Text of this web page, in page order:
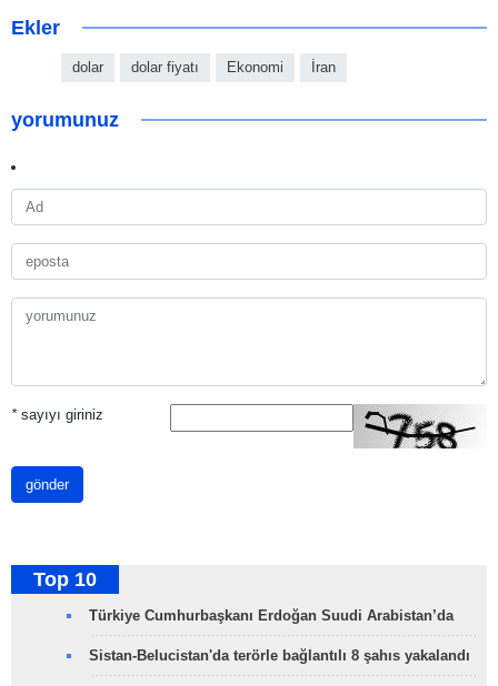
Ekler
dolar dolar fiyatı Ekonomi İran
yorumunuz
*sayıyı giriniz
gönder
Top 10
Türkiye Cumhurbaşkanı Erdoğan Suudi Arabistan’da
Sistan-Belucistan'da terörle bağlantılı 8 şahıs yakalandı